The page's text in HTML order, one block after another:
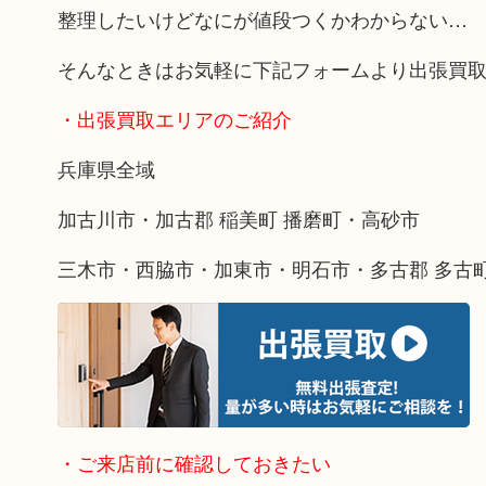
整理したいけどなにが値段つくかわからない…
そんなときはお気軽に下記フォームより出張買
・出張買取エリアのご紹介
兵庫県全域
加古川市・加古郡 稲美町 播磨町・高砂市
三木市・西脇市・加東市・明石市・多古郡 多古
・ご来店前に確認しておきたい